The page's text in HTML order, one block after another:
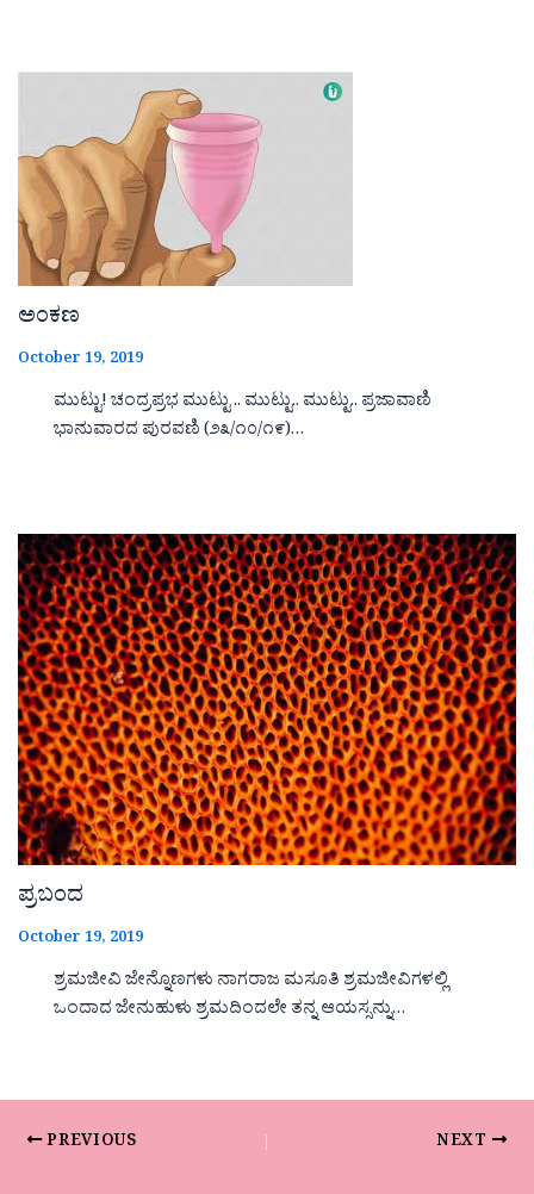
ಅಂಕಣ
October 19, 2019
ಮುಟ್ಟು! ಚಂದ್ರಪ್ರಭ ಮುಟ್ಟು .. ಮುಟ್ಟು.. ಮುಟ್ಟು.. ಪ್ರಜಾವಾಣಿ
ಭಾನುವಾರದ ಪುರವಣಿ (೨೩/೧೦/೧೯)…
ಪ್ರಬಂದ
October 19, 2019
ಶ್ರಮಜೀವಿ ಜೇನ್ನೊಣಗಳು ನಾಗರಾಜ ಮಸೂತಿ ಶ್ರಮಜೀವಿಗಳಲ್ಲಿ
ಒಂದಾದ ಜೇನುಹುಳು ಶ್ರಮದಿಂದಲೇ ತನ್ನ ಆಯಸ್ಸನ್ನು…
PREVIOUS NEXT